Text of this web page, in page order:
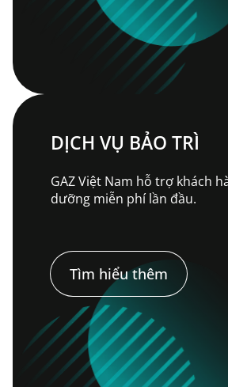
DỊCH VỤ BẢO TRÌ
GAZ Việt Nam hỗ trợ khách
dưỡng miễn phí lần đầu.
Tìm hiểu thêm